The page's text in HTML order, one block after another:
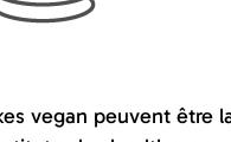
vegan peuvent être